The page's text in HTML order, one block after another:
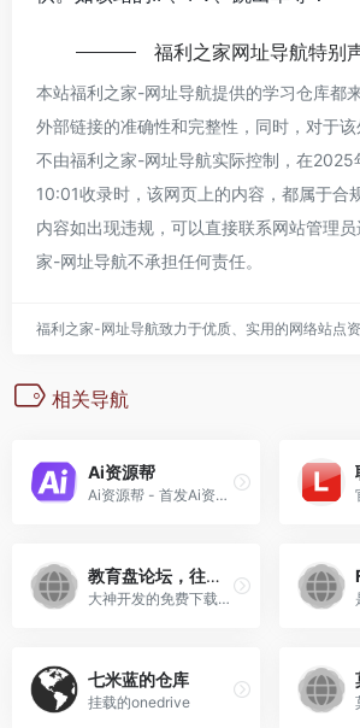
福利之家网址导航特别
本站福利之家-网址导航提供的学习仓库都
外部链接的准确性和完整性，同时，对于该
不由福利之家-网址导航实际控制，在2025
10:01收录时，该网页上的内容，都属于合
内容如出现违规，可以直接联系网站管理员
家-网址导航不承担任何责任。
福利之家-网址导航致力于优质、实用的网络站点
相关导航
Ai资源帮
Ai资源帮 - 首发Ai资源搜索Agent
教育盘论坛，往下看有福利哦
大神开发的免费下载该网站的插件
七米蓝的仓库
挂载的onedrive